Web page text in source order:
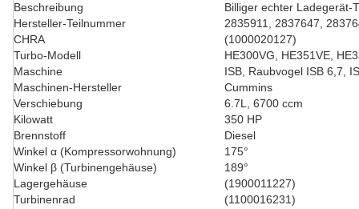
Beschreibung
Billiger echter Ladegerät-
Hersteller-Teilnummer
2835911, 2837647,
CHRA
(1000020127)
Turbo-Modell
HE300VG, HE351VE,
Maschine
ISB, Raubvogel ISB 6,7,
Maschinen-Hersteller
Cummins
Verschiebung
6.7L, 6700 ccm
Kilowatt
350 HP
Brennstoff
Diesel
Winkel α (Kompressorwohnung)
175°
Winkel β (Turbinengehäuse)
189°
Lagergehäuse
(1900011227)
Turbinenrad
(1100016231)